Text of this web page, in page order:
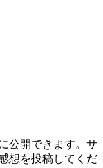
公開できます。サ
想を投稿してくだ